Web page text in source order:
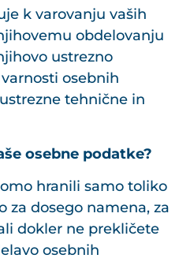
k varovanju vaših
obdelovanju
ustrezno
osebnih
tehnične in
osebne podatke?
hranili samo toliko
za dosego namena, za
dokler ne prekličete
osebnih